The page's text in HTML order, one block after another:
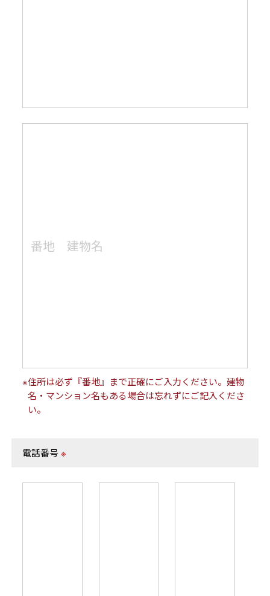
※住所は必ず『番地』まで正確にご入力ください。建物
名・マンション名もある場合は忘れずにご記入くださ
い。
電話番号※